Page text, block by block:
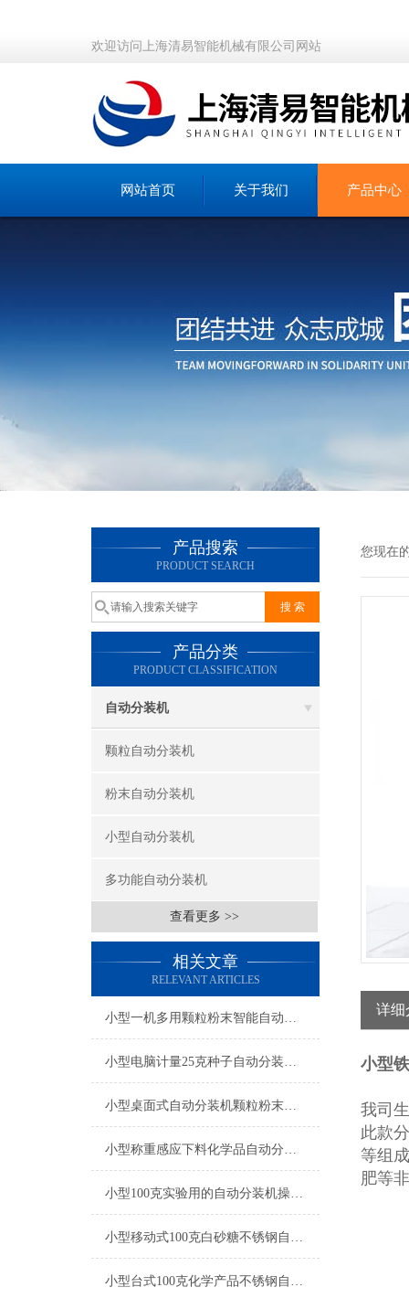
欢迎访问上海清易智能机械有限公司网站
网站首页 关于我们 产品中心
产品搜索
PRODUCT SEARCH
产品分类
PRODUCT CLASSIFICATION
自动分装机
颗粒自动分装机
粉末自动分装机
小型自动分装机
多功能自动分装机
查看更多 >>
相关文章
RELEVANT ARTICLES
小型一机多用颗粒粉末智能自动分装机厂家
小型电脑计量25克种子自动分装机操作简单
小型桌面式自动分装机颗粒粉末都可做
小型称重感应下料化学品自动分装机产品简介
小型100克实验用的自动分装机操作简单
小型移动式100克白砂糖不锈钢自动分装机厂家
小型台式100克化学产品不锈钢自动分装机厂家
您现在
详细
小型
我司
此款
等组
肥等